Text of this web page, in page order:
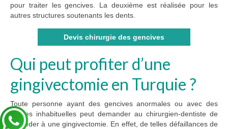
pour traiter les gencives. La deuxième est réalisée pour les
autres structures soutenants les dents.
Devis chirurgie des gencives
Qui peut profiter d’une
gingivectomie en Turquie ?
Toute personne ayant des gencives anormales ou avec des
formes inhabituelles peut demander au chirurgien-dentiste de
procéder à une gingivectomie. En effet, de telles défaillances de